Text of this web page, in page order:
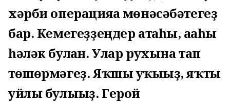
хәрби операцияға мөнәсәбәтегеҙ
бар. Кемегеҙҙеңдер атаһы, ағаһы
һәләк булған. Улар рухына тап
төшөрмәгеҙ. Яҡшы уҡығыҙ, яҡты
уйлы булығыҙ. Герой